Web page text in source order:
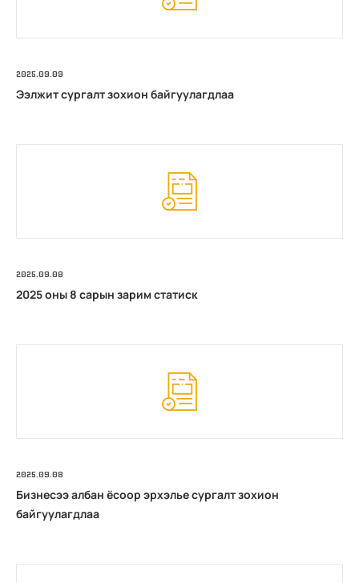
2025.09.09
Ээлжит сургалт зохион байгуулагдлаа
2025.09.08
2025 оны 8 сарын зарим статиск
2025.09.08
Бизнесээ албан ёсоор эрхэлье сургалт зохион
байгуулагдлаа